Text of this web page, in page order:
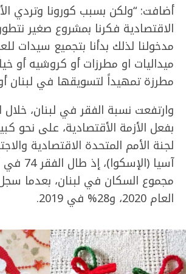
أضافت: “ولكن بسبب كورونا وتردي
الاقتصادية فكرنا بمشروع صغير
مدخولنا لذلك بدأنا بتجميع سيدات
ميداليات او مطرزات أو كروشيه أو
مطرزة تمهيداً لتسويقها في لبنان
بفعل الأزمة الأقتصادية، على نحو
لجنة الأمم المتحدة الاقتصادية
آسيا
العام 2020، و28% في 2019.